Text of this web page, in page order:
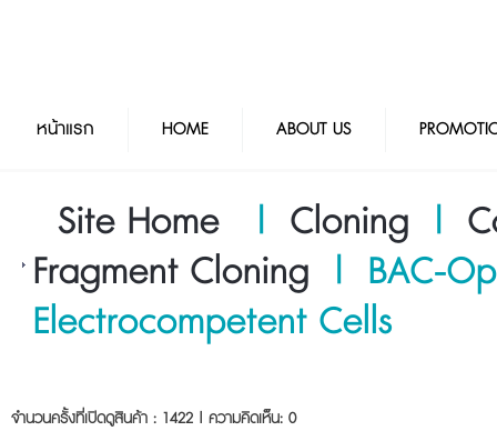
หน้าแรก HOME ABOUT US
Site Home | Cloning |
Fragment Cloning | BAC-
Electrocompetent Cells
จำนวนครั้งที่เปิดดูสินค้า : 1422 | ความคิดเห็น: 0